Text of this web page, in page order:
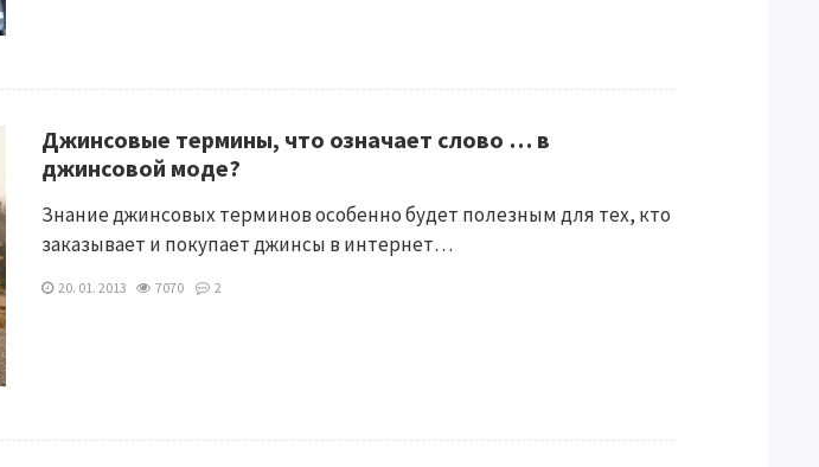
Джинсовые термины, что означает слово … в
джинсовой моде?
Знание джинсовых терминов особенно будет полезным для тех, кто
заказывает и покупает джинсы в интернет…
20. 01. 2013 7070 2